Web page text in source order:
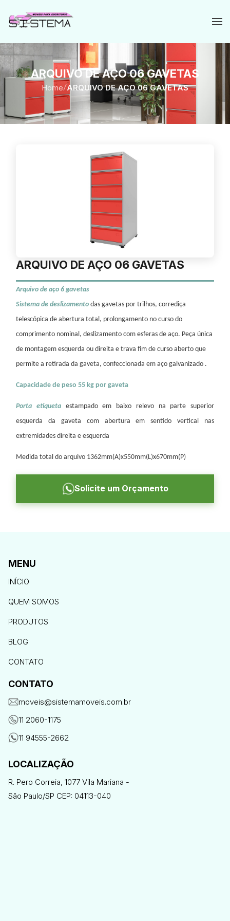
ARQUIVO DE AÇO 06 GAVETAS
Home/ARQUIVO DE AÇO 06 GAVETAS
ARQUIVO DE AÇO 06 GAVETAS
Arquivo de aço 6 gavetas
Sistema de deslizamento das gavetas por trilhos, corrediça
telescópica de abertura total, prolongamento no curso do
comprimento nominal, deslizamento com esferas de aço. Peça única
de montagem esquerda ou direita e trava fim de curso aberto que
permite a retirada da gaveta, confeccionada em aço galvanizado .
Capacidade de peso 55 kg por gaveta
Porta etiquetaestampado em baixo relevo na parte superior
esquerda da gaveta com abertura em sentido vertical nas
extremidades direita e esquerda
Medida total do arquivo 1362mm(A)x550mm(L)x670mm(P)
Solicite um Orçamento
MENU
INÍCIO
QUEM SOMOS
PRODUTOS
BLOG
CONTATO
CONTATO
moveis@sistemamoveis.com.br
11 2060-1175
11 94555-2662
LOCALIZAÇÃO
R. Pero Correia, 1077 Vila Mariana -
São Paulo/SP CEP: 04113-040